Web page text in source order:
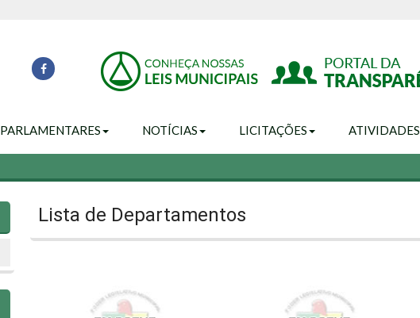
PARLAMENTARES NOTÍCIAS LICITAÇÕES ATIVIDADES
Lista de Departamentos